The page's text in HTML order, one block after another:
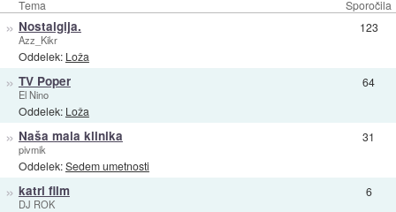
Tema Sporočila
» Nostalgija.
Azz_Kikr
Oddelek: Loža
123
» TV Poper
El Nino
Oddelek: Loža
64
» Naša mala klinika
pivmik
Oddelek:Sedem umetnosti
31
» katri film
DJ ROK
6